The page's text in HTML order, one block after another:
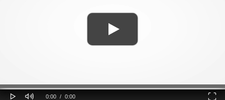
Play Mute
Current
0:00 /
Duration
0:00
Fullscreen